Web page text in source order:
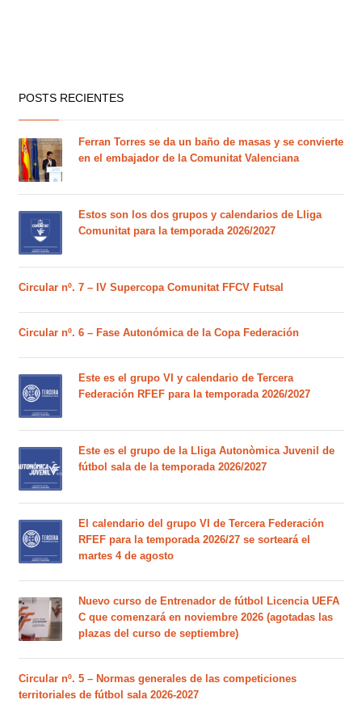
POSTS RECIENTES
Ferran Torres se da un baño de masas y se convierte
en el embajador de la Comunitat Valenciana
Estos son los dos grupos y calendarios de Lliga
Comunitat para la temporada 2026/2027
Circular nº. 7 – IV Supercopa Comunitat FFCV Futsal
Circular nº. 6 – Fase Autonómica de la Copa Federación
Este es el grupo VI y calendario de Tercera
Federación RFEF para la temporada 2026/2027
Este es el grupo de la Lliga Autonòmica Juvenil de
fútbol sala de la temporada 2026/2027
El calendario del grupo VI de Tercera Federación
RFEF para la temporada 2026/27 se sorteará el
martes 4 de agosto
Nuevo curso de Entrenador de fútbol Licencia UEFA
C que comenzará en noviembre 2026 (agotadas las
plazas del curso de septiembre)
Circular nº. 5 – Normas generales de las competiciones
territoriales de fútbol sala 2026-2027